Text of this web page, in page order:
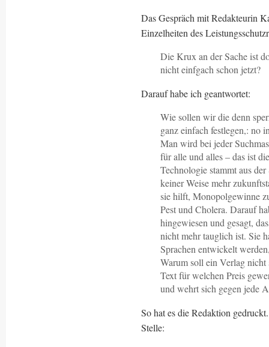
Das Gespräch mit Redakteurin
Einzelheiten des
Die Krux an der Sache ist
nicht einfgach schon jetzt?
Darauf habe ich geantwortet:
Wie sollen wir die denn
ganz einfach festlegen,: no
Man wird bei jeder
für alle und alles – das ist
Technologie stammt aus
keiner Weise mehr
sie hilft, Monopolgewinne
Pest und Cholera. Darauf
hingewiesen und gesagt,
nicht mehr tauglich ist. Sie
Sprachen entwickelt
Warum soll ein Verlag
Text für welchen Preis
und wehrt sich gegen jede
So hat es die Redaktion
Stelle: